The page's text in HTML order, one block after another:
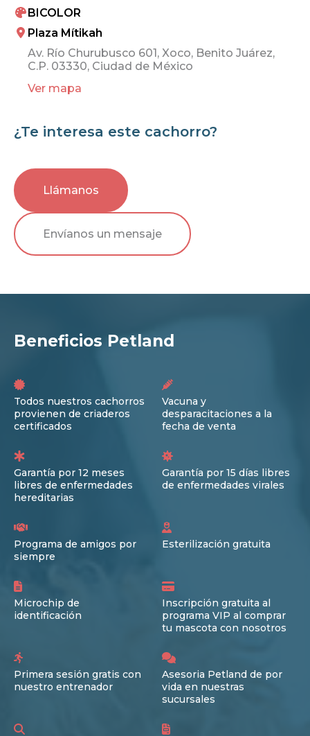
BICOLOR
Plaza Mítikah
Av. Río Churubusco 601, Xoco, Benito Juárez,
C.P. 03330, Ciudad de México
Ver mapa
¿Te interesa este cachorro?
Llámanos
Envíanos un mensaje
Beneficios Petland
Todos nuestros cachorros
provienen de criaderos
certificados
Vacuna y
desparacitaciones a la
fecha de venta
Garantía por 12 meses
libres de enfermedades
hereditarias
Garantía por 15 días libres
de enfermedades virales
Programa de amigos por
siempre
Esterilización gratuita
Microchip de
identificación
Inscripción gratuita al
programa VIP al comprar
tu mascota con nosotros
Primera sesión gratis con
nuestro entrenador
Asesoria Petland de por
vida en nuestras
sucursales